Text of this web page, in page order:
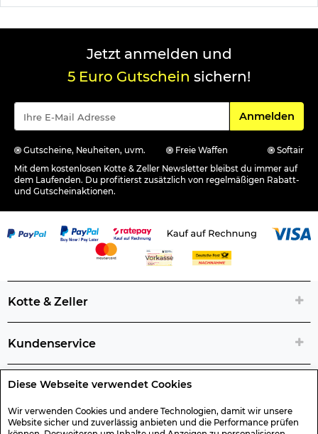
Diese Webseite verwendet Cookies
Wir verwenden Cookies und andere Technologien, damit wir unsere
Website sicher und zuverlässig anbieten und die Performance prüfen
Jetzt anmelden und
5 Euro Gutschein sichern!
Für den
Anmelden
Gutscheine, Neuheiten, uvm. Freie Waffen
Softair
Mit dem kostenlosen Kotte & Zeller Newsletter bleibst du immer auf
dem Laufenden. Du profitierst zusätzlich von regelmäßigen Rabatt-
und Gutscheinaktionen.
Kotte & Zeller
Kundenservice
Rechtliche Artikelinfos
Geschenk-Gutscheine